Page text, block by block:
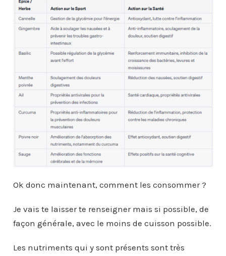
Ok donc maintenant, comment les consommer ?
Je vais te laisser te renseigner mais si possible, de
façon générale, avec le moins de cuisson possible.
Les nutriments qui y sont présents sont très